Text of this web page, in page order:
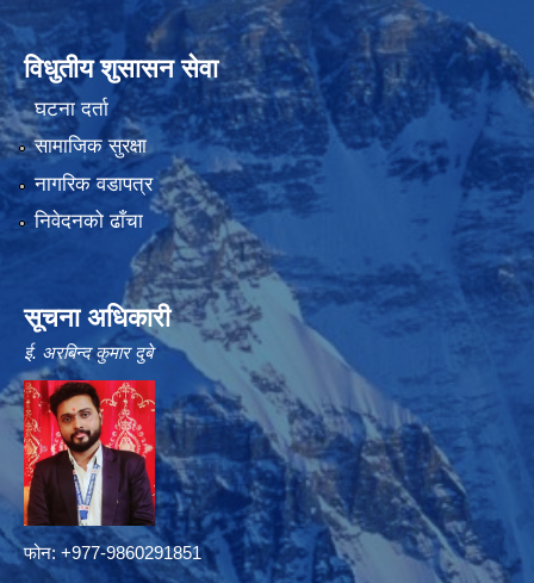
विधुतीय शुसासन सेवा
घटना दर्ता
सामाजिक सुरक्षा
नागरिक वडापत्र
निवेदनको ढाँचा
सूचना अधिकारी
ई. अरबिन्द कुमार दुबे
फोन: +977-9860291851